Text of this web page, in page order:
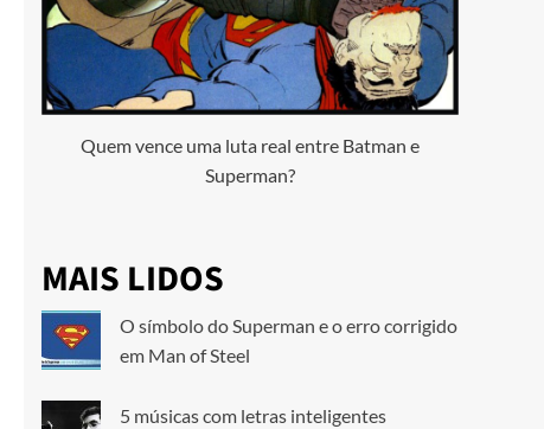
Quem vence uma luta real entre Batman e
Superman?
MAIS LIDOS
O símbolo do Superman e o erro corrigido
em Man of Steel
5 músicas com letras inteligentes